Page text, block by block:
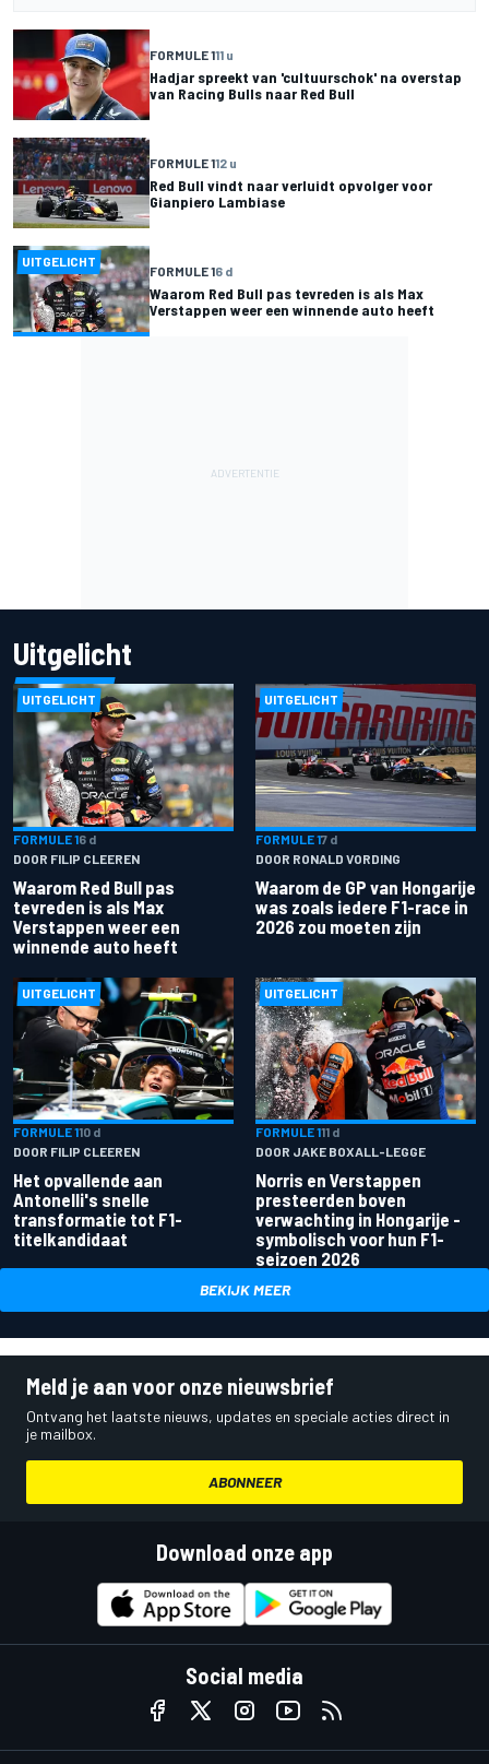
FORMULE 111 u
Hadjar spreekt van 'cultuurschok' na overstap
van Racing Bulls naar Red Bull
FORMULE 112 u
Red Bull vindt naar verluidt opvolger voor
Gianpiero Lambiase
UITGELICHT
FORMULE 16 d
Waarom Red Bull pas tevreden is als Max
Verstappen weer een winnende auto heeft
Uitgelicht
UITGELICHT
FORMULE 16 d
DOOR FILIP CLEEREN
Waarom Red Bull pas
tevreden is als Max
Verstappen weer een
winnende auto heeft
UITGELICHT
FORMULE 17 d
DOOR RONALD VORDING
Waarom de GP van Hongarije
was zoals iedere F1-race in
2026 zou moeten zijn
UITGELICHT
FORMULE 110 d
DOOR FILIP CLEEREN
Het opvallende aan
Antonelli's snelle
transformatie tot F1-
titelkandidaat
UITGELICHT
FORMULE 111 d
DOOR JAKE BOXALL-LEGGE
Norris en Verstappen
presteerden boven
verwachting in Hongarije -
symbolisch voor hun F1-
seizoen 2026
BEKIJK MEER
Meld je aan voor onze nieuwsbrief
Ontvang het laatste nieuws, updates en speciale acties direct in
je mailbox.
ABONNEER
Download onze app
Social media